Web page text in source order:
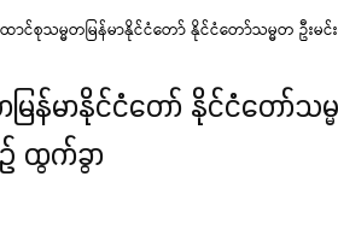
ာင်စုသမ္မတမြန်မာနိုင်ငံတော် နိုင်ငံတော်သမ္မတ ဦ
မြန်မာနိုင်ငံတော် နိုင်ငံတော်
ထွက်ခွာ